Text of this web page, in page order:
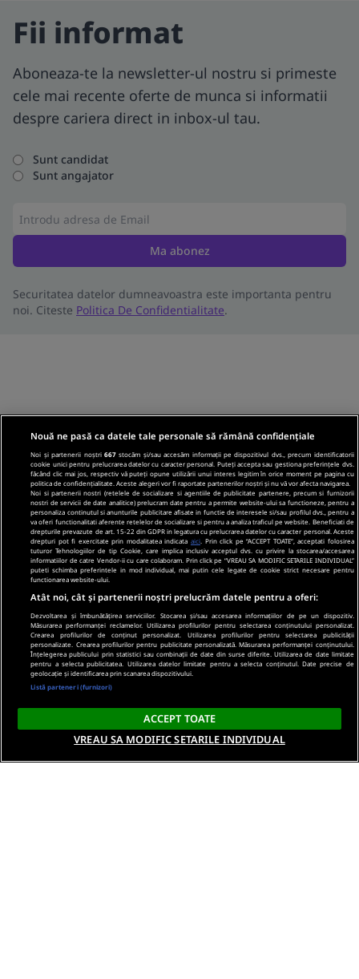
Fii informat
Aboneaza-te la newsletter-ul nostru si primeste
cele mai recente oferte de munca si informatii
despre cariera direct in inbox-ul tau.
Sunt candidat
Sunt angajator
Ma abonez
Securitatea datelor dumneavoastra este importanta pentru
noi. Citeste Politica De Confidentialitate.
Nouă ne pasă ca datele tale personale să rămână confidențiale
Noi și partenerii noștri667 stocăm și/sau accesăm informații pe dispozitivul dvs., precum identificatorii
cookie unici pentru prelucrarea datelor cu caracter personal. Puteți accepta sau gestiona preferințele dvs.
făcând clic mai jos, respectiv vă puteți opune utilizării unui interes legitim în orice moment pe pagina cu
politica de confidențialitate. Aceste alegeri vor fi raportate partenerilor noștri și nu vă vor afecta navigarea.
Noi si partenerii nostri (retelele de socializare si agentiile de publicitate partenere, precum si furnizorii
nostri de servicii de date analitice) prelucram date pentru a permite website-ului sa functioneze, pentru a
personaliza continutul si anunturile publicitare afisate in functie de interesele si/sau profilul dvs., pentru a
va oferi functionalitati aferente retelelor de socializare si pentru a analiza traficul pe website. Beneficiati de
drepturile prevazute de art. 15-22 din GDPR in legatura cu prelucrarea datelor cu caracter personal. Aceste
drepturi pot fi exercitate prin modalitatea indicata aici . Prin click pe “ACCEPT TOATE”, acceptati folosirea
tuturor Tehnologiilor de tip Cookie, care implica inclusiv acceptul dvs. cu privire la stocarea/accesarea
informatiilor de catre Vendor-ii cu care colaboram. Prin click pe “VREAU SA MODIFIC SETARILE INDIVIDUAL”
puteti schimba preferintele in mod individual, mai putin cele legate de cookie strict necesare pentru
functionarea website-ului.
Atât noi, cât și partenerii noștri prelucrăm datele pentru a oferi:
Dezvoltarea și îmbunătățirea serviciilor. Stocarea și/sau accesarea informațiilor de pe un dispozitiv.
Măsurarea performanței reclamelor. Utilizarea profilurilor pentru selectarea conținutului personalizat.
Crearea profilurilor de conținut personalizat. Utilizarea profilurilor pentru selectarea publicității
personalizate. Crearea profilurilor pentru publicitate personalizată. Măsurarea performanței conținutului.
Înțelegerea publicului prin statistici sau combinații de date din surse diferite. Utilizarea de date limitate
pentru a selecta publicitatea. Utilizarea datelor limitate pentru a selecta conținutul. Date precise de
geolocație și identificarea prin scanarea dispozitivului.
Listă parteneri (furnizori)
ACCEPT TOATE
VREAU SA MODIFIC SETARILE INDIVIDUAL